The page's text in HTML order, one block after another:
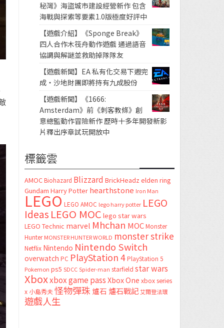
秘灣》海盜城市建設經營新作 包含
海戰與探索等要素1.0版極度好評中
【遊戲介紹】《Sponge Break》
四人合作木筏舟動作遊戲 通過語音
協調與解謎並救助掉隊隊友
【遊戲新聞】EA 私有化交易下週完
成・沙地財團即將持有九成股份
【遊戲新聞】《1666:
Amsterdam》前《刺客教條》創
意總監動作冒險新作 歷時十多年開發新影
片釋出序章試玩開放中
標籤雲
AMOC Biohazard Blizzard BrickHeadz elden ring
Gundam Harry Potter hearthstone Iron Man
LEGO LEGO AMOC lego harry potter LEGO
Ideas LEGO MOC lego star wars
LEGO Technic marvel Mhchan MOC Monster
Hunter MONSTER HUNTER WORLD monster strike
Netflix Nintendo Nintendo Switch
overwatch PC PlayStation 4 PlayStation 5
Pokemon ps5 SDCC Spider-man starfield star wars
Xboxxbox game passXbox One xbox series
x 小島秀夫怪物彈珠 爐石 爐石戰記艾爾登法環
遊戲人生